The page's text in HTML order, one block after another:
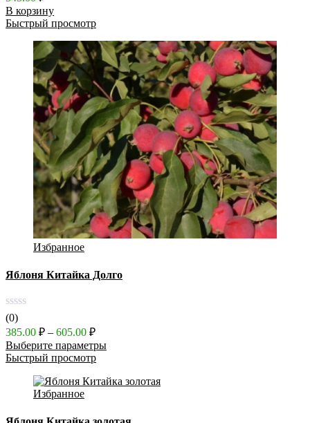
В корзину
Быстрый просмотр
Избранное
Яблоня Китайка Долго
(0)
385.00 ₽ – 605.00 ₽Диапазон
цен:
385.00 ₽
605.00 ₽
Выберите параметры
Быстрый просмотр
Избранное